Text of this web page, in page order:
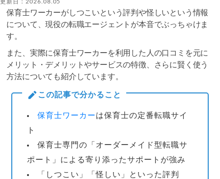
更新日：2026.08.05
保育士ワーカーがしつこいという評判や怪しいという情報
について、現役の転職エージェントが本音でぶっちゃけま
す。
また、実際に保育士ワーカーを利用した人の口コミを元に
メリット・デメリットやサービスの特徴、さらに賢く使う
方法についても紹介しています。
この記事で分かること
保育士ワーカーは保育士の定番転職サイ
ト
保育士専門の「オーダーメイド型転職サ
ポート」による寄り添ったサポートが強み
「しつこい」「怪しい」といった評判